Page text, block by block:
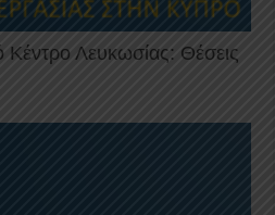
Λευκωσίας: Θέσεις